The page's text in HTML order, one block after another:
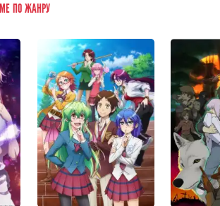
ПО ЖАНРУ